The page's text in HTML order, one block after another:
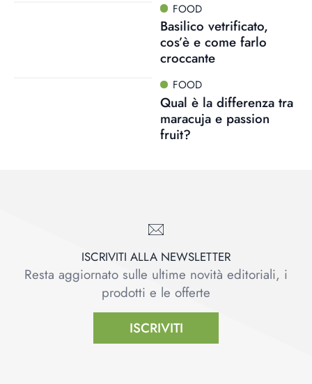
FOOD
Basilico vetrificato,
cos’è e come farlo
croccante
FOOD
Qual è la differenza tra
maracuja e passion
fruit?
ISCRIVITI ALLA NEWSLETTER
Resta aggiornato sulle ultime novità editoriali, i
prodotti e le offerte
ISCRIVITI